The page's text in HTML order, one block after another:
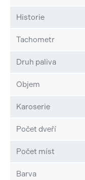
Historie
Tachometr
Druh paliva
Objem
Karoserie
Počet dveří
Počet míst
Barva